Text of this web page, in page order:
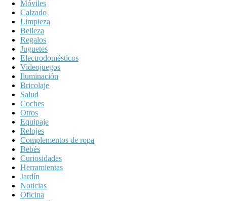
Móviles
Calzado
Limpieza
Belleza
Regalos
Juguetes
Electrodomésticos
Videojuegos
Iluminación
Bricolaje
Salud
Coches
Otros
Equipaje
Relojes
Complementos de ropa
Bebés
Curiosidades
Herramientas
Jardín
Noticias
Oficina